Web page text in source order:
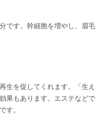
です。幹細胞を増やし、眉毛
生を促してくれます。「生え
果もあります。エステなどで
す。